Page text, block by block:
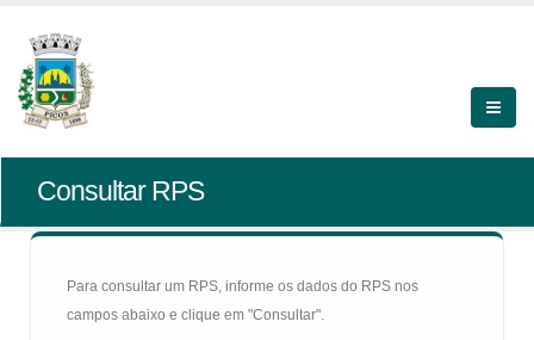
Consultar RPS
Para consultar um RPS, informe os dados do RPS nos
campos abaixo e clique em "Consultar".